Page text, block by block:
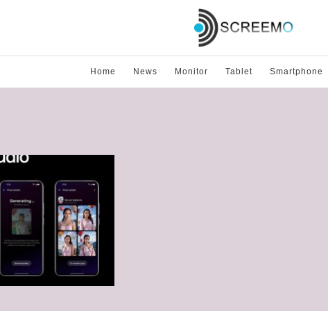
Home News Monitor Tablet Smartphone